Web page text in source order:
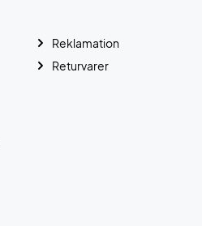
Reklamation
Returvarer